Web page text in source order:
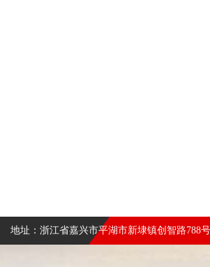
地址：浙江省嘉兴市平湖市新埭镇创智路788